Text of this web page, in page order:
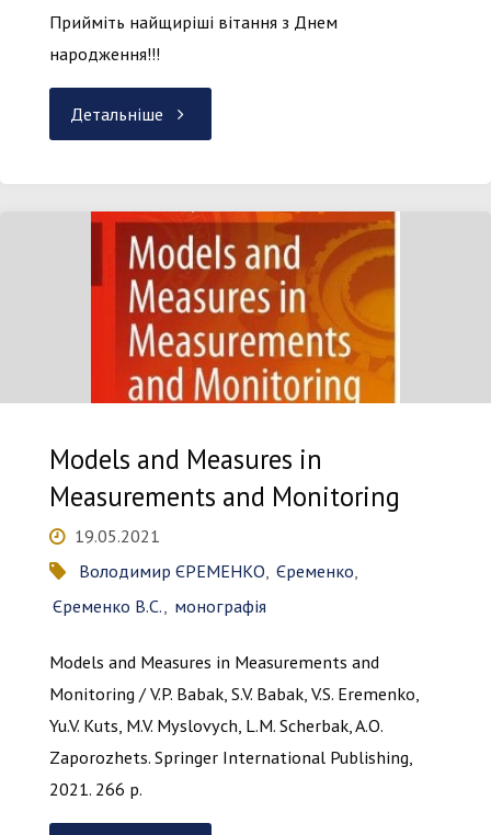
Прийміть найщиріші вітання з Днем
народження!!!
Детальніше "Привітання!"
Models and Measures in
Measurements and Monitoring
19.05.2021
Володимир ЄРЕМЕНКО Єременко
Єременко В.С.
монографія
Models and Measures in Measurements and
Monitoring / V.P. Babak, S.V. Babak, V.S. Eremenko,
Yu.V. Kuts, M.V. Myslovych, L.M. Scherbak, A.O.
Zaporozhets. Springer International Publishing,
2021. 266 p.